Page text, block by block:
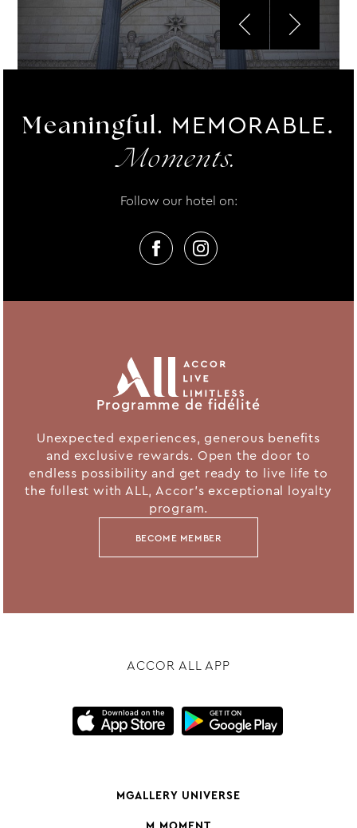
Meaningful. MEMORABLE.
Moments.
Follow our hotel on:
Programme de fidélité
Unexpected experiences, generous benefits
and exclusive rewards. Open the door to
endless possibility and get ready to live life to
the fullest with ALL, Accor's exceptional loyalty
program.
BECOME MEMBER
ACCOR ALL APP
MGALLERY UNIVERSE